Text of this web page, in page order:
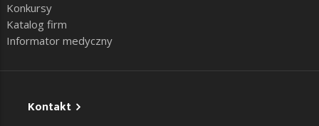
Konkursy
Katalog firm
Informator medyczny
Kontakt